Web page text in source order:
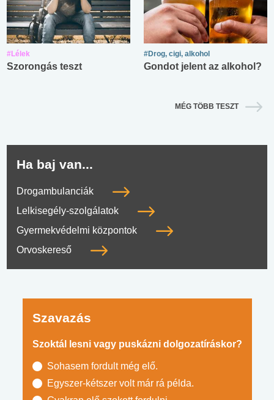
#Lélek
Szorongás teszt
#Drog, cigi, alkohol
Gondot jelent az alkohol?
MÉG TÖBB TESZT
Ha baj van...
Drogambulanciák
Lelkisegély-szolgálatok
Gyermekvédelmi központok
Orvoskereső
Szavazás
Szoktál lesni vagy puskázni dolgozatíráskor?
Sohasem fordult még elő.
Egyszer-kétszer volt már rá példa.